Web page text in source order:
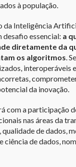
à população.
da Inteligência
desafio essencial: a
diretamente da
os algoritmos.
interoperáveis
da inovação.
com a participação
nas áreas da
de dados,
ciência de dados,